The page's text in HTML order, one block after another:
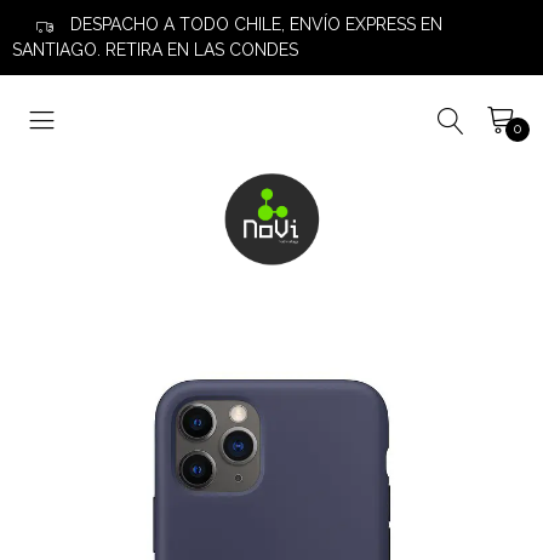
DESPACHO A TODO CHILE, ENVÍO EXPRESS EN
SANTIAGO. RETIRA EN LAS CONDES
0